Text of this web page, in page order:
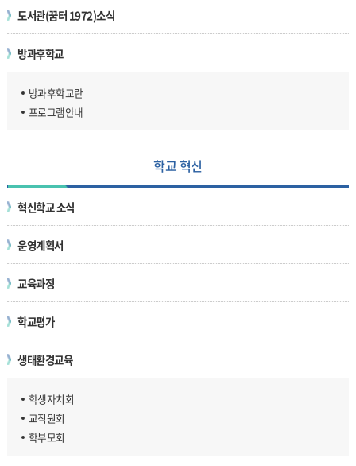
도서관(꿈터 1972)소식
방과후학교
방과후학교란
프로그램안내
학교 혁신
혁신학교 소식
운영계획서
교육과정
학교평가
생태환경교육
학생자치회
교직원회
학부모회